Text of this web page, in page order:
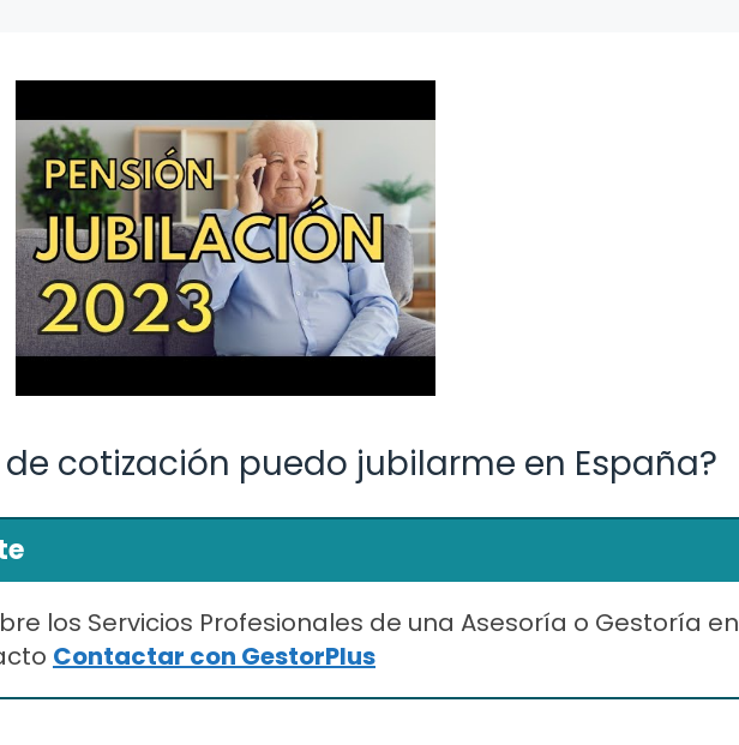
cotización puedo jubilarme en España?
los Servicios Profesionales de una Asesoría o Gestoría en
Contactar con GestorPlus